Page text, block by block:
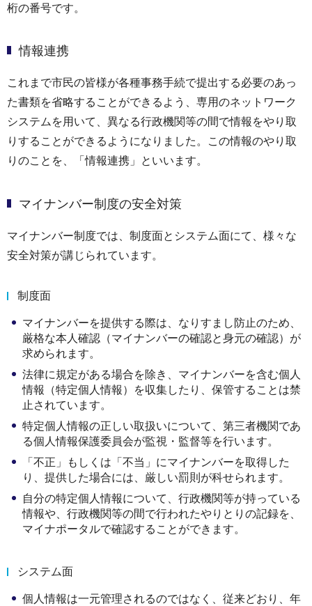
桁の番号です。
情報連携
これまで市民の皆様が各種事務手続で提出する必要のあっ
た書類を省略することができるよう、専用のネットワーク
システムを用いて、異なる行政機関等の間で情報をやり取
りすることができるようになりました。この情報のやり取
りのことを、「情報連携」といいます。
マイナンバー制度の安全対策
マイナンバー制度では、制度面とシステム面にて、様々な
安全対策が講じられています。
制度面
マイナンバーを提供する際は、なりすまし防止のため、
厳格な本人確認（マイナンバーの確認と身元の確認）が
求められます。
法律に規定がある場合を除き、マイナンバーを含む個人
情報（特定個人情報）を収集したり、保管することは禁
止されています。
特定個人情報の正しい取扱いについて、第三者機関であ
る個人情報保護委員会が監視・監督等を行います。
「不正」もしくは「不当」にマイナンバーを取得した
り、提供した場合には、厳しい罰則が科せられます。
自分の特定個人情報について、行政機関等が持っている
情報や、行政機関等の間で行われたやりとりの記録を、
マイナポータルで確認することができます。
システム面
個人情報は一元管理されるのではなく、従来どおり、年